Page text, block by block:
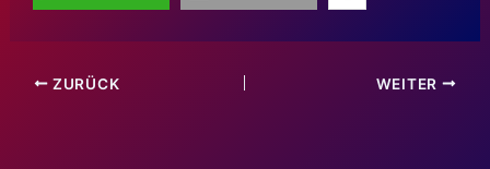
ZURÜCK WEITER